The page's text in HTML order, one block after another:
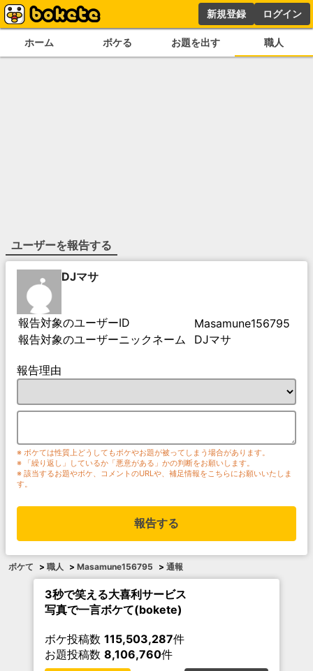
新規登録 ログイン
ホーム ボケる お題を出す 職人
ユーザーを報告する
DJマサ
報告対象のユーザーID
Masamune156795
報告対象のユーザーニックネーム
DJマサ
報告理由
※ ボケては性質上どうしてもボケやお題が被ってしまう場合があります。
※ 「繰り返し」しているか「悪意がある」かの判断をお願いします。
※ 該当するお題やボケ、コメントのURLや、補足情報をこちらにお願いいたしま
す。
報告する
ボケて > 職人 > Masamune156795 > 通報
3秒で笑える大喜利サービス
写真で一言ボケて(bokete)
ボケ投稿数 115,503,287件
お題投稿数 8,106,760件